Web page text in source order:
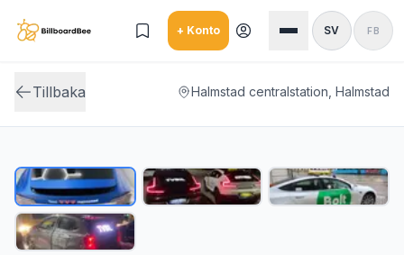
+ Konto SV FB
Tillbaka Halmstad centralstation, Halmstad